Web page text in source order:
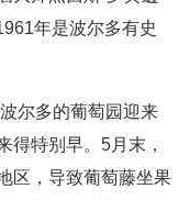
年是波尔多有史
尔多的葡萄园迎来
得特别早。5月末，
区，导致葡萄藤坐果